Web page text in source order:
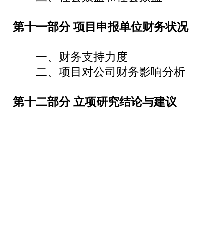
第十一部分 项目申报单位财务状况
一、财务支持力度
二、项目对公司财务影响分析
第十二部分 立项研究结论与建议